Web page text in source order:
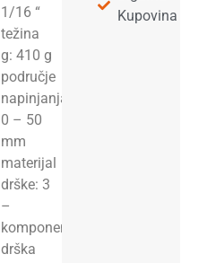
1/16 “
težina
g: 410 g
područje
napinjanja:
0 – 50
mm
materijal
drške: 3
–
komponentna
drška
Kupovina